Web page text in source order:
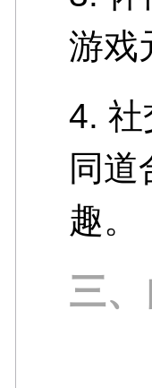
游戏
4. 社
同道
趣。
三